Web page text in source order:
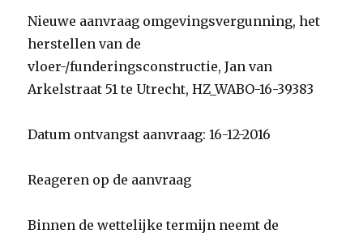
Nieuwe aanvraag omgevingsvergunning, het
herstellen van de
vloer-/funderingsconstructie, Jan van
Arkelstraat 51 te Utrecht, HZ_WABO-16-39383
Datum ontvangst aanvraag: 16-12-2016
Reageren op de aanvraag
Binnen de wettelijke termijn neemt de